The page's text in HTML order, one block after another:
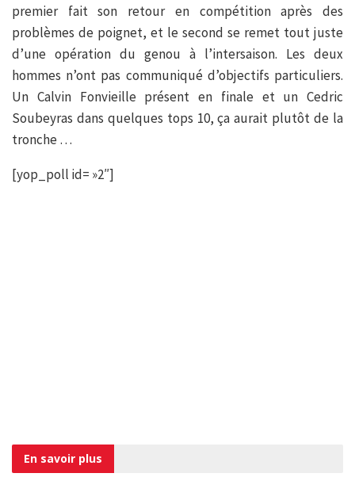
premier fait son retour en compétition après des
problèmes de poignet, et le second se remet tout juste
d’une opération du genou à l’intersaison. Les deux
hommes n’ont pas communiqué d’objectifs particuliers.
Un Calvin Fonvieille présent en finale et un Cedric
Soubeyras dans quelques tops 10, ça aurait plutôt de la
tronche …
[yop_poll id= »2″]
En savoir plus